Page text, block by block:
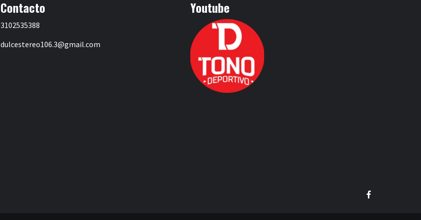
Contacto
3102535388
dulcestereo106.3@gmail.com
Youtube
Facebook